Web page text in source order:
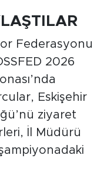
Federasyonu
2026
Eskişehir
ziyaret
İl Müdürü